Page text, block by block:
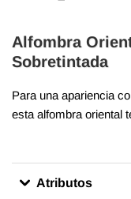
Alfombra
Sobretintada
Para una apariencia
esta alfombra oriental
la revitalización de
estas obras de arte
Atributos